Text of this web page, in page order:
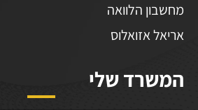
מחשבון הלוואה
אריאל אזואלוס
המשרד שלי